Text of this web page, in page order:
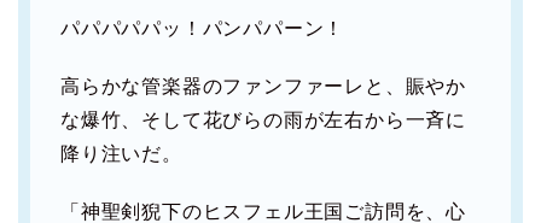
パパパパパッ！パンパパーン！
高らかな管楽器のファンファーレと、賑やか
な爆竹、そして花びらの雨が左右から一斉に
降り注いだ。
「神聖剣猊下のヒスフェル王国ご訪問を、心